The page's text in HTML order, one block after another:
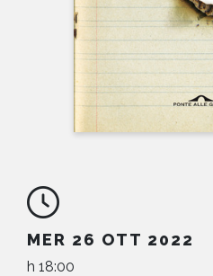
MER 26 OTT 2022
h 18:00